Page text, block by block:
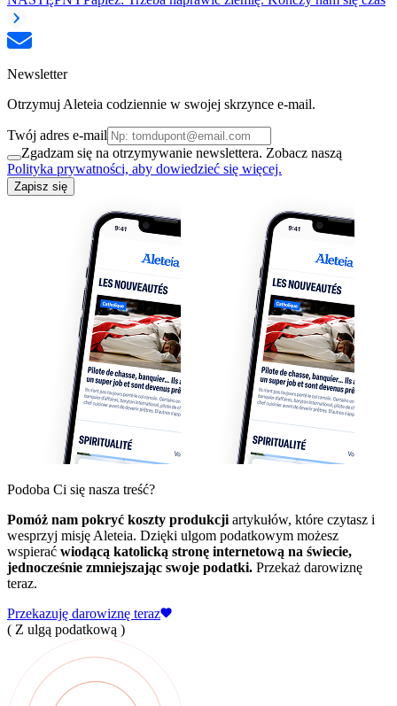
Newsletter
Otrzymuj Aleteia codziennie w swojej skrzynce e-mail.
Twój adres e-mail
Zgadzam się na otrzymywanie newslettera. Zobacz naszą
Polityka prywatności, aby dowiedzieć się więcej.
Zapisz się
Podoba Ci się nasza treść?
Pomóż nam pokryć koszty produkcji artykułów, które czytasz i
wesprzyj misję Aleteia. Dzięki ulgom podatkowym możesz
wspierać wiodącą katolicką stronę internetową na świecie,
jednocześnie zmniejszając swoje podatki. Przekaż darowiznę
teraz.
Przekazuję darowiznę teraz
( Z ulgą podatkową )